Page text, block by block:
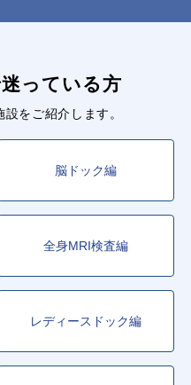
っている方
をご紹介します。
脳ドック編
全身MRI検査編
レディースドック編